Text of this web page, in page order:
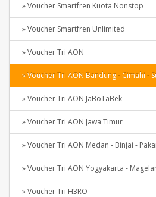
» Voucher Smartfren Kuota Nonstop
» Voucher Smartfren Unlimited
» Voucher Tri AON
» Voucher Tri AON Bandung - Cimahi -
» Voucher Tri AON JaBoTaBek
» Voucher Tri AON Jawa Timur
» Voucher Tri AON Medan - Binjai -
» Voucher Tri AON Yogyakarta -
» Voucher Tri H3RO